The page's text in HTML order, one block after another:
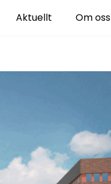
Aktuellt Om oss